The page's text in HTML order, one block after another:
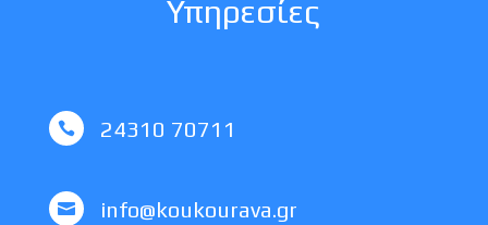
Υπηρεσίες
 24310 70711
 info@koukourava.gr